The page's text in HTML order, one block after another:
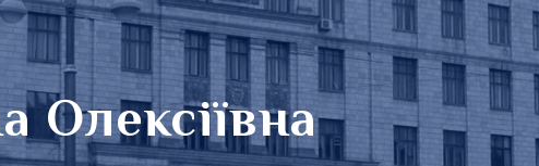
Олексіївна